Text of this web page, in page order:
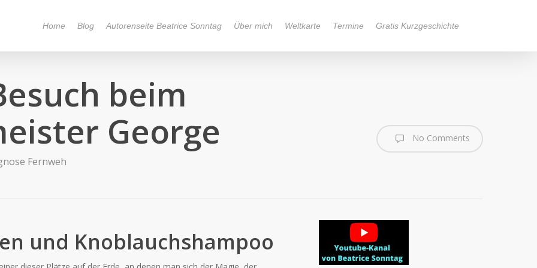
Home Blog Autorenseite Beatrice Sonntag Über mich Weltkarte Termine Gratis Kurzgeschichte
beim
George
Fernweh
No Comments
und Knoblauchshampoo